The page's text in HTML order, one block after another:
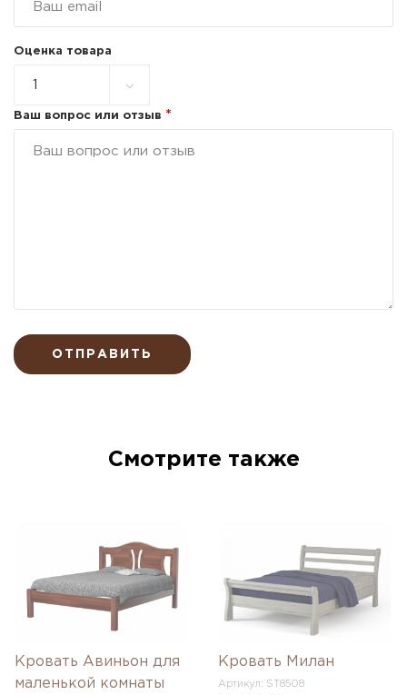
Оценка товара
Ваш вопрос или отзыв *
ОТПРАВИТЬ
Смотрите также
Кровать Авиньон для
маленькой комнаты
Кровать Милан
Артикул: ST8508